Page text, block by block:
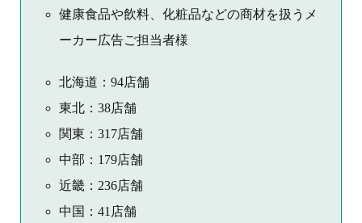
健康食品や飲料、化粧品などの商材を扱うメ
ーカー広告ご担当者様
北海道：94店舗
東北：38店舗
関東：317店舗
中部：179店舗
近畿：236店舗
中国：41店舗